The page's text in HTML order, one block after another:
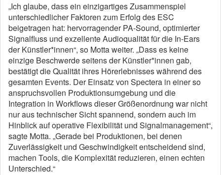
„Ich glaube, dass ein einzigartiges Zusammenspiel
unterschiedlicher Faktoren zum Erfolg des ESC
beigetragen hat: hervorragender PA-Sound, optimierter
Signalfluss und exzellente Audioqualität für die In-Ears
der Künstler*innen“, so Motta weiter. „Dass es keine
einzige Beschwerde seitens der Künstler*innen gab,
bestätigt die Qualität ihres Hörerlebnisses während des
gesamten Events. Der Einsatz von Spectera in einer so
anspruchsvollen Produktionsumgebung und die
Integration in Workflows dieser Größenordnung war nicht
nur aus technischer Sicht spannend, sondern auch im
Hinblick auf operative Flexibilität und Signalmanagement“,
sagte Motta. „Gerade bei Produktionen, bei denen
Zuverlässigkeit und Geschwindigkeit entscheidend sind,
machen Tools, die Komplexität reduzieren, einen echten
Unterschied.“